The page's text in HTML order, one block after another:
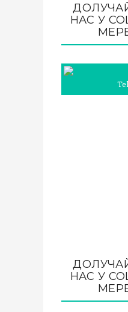
НАС У
НАС У